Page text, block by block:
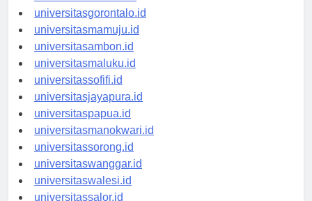
universitaskendari.id
universitasgorontalo.id
universitasmamuju.id
universitasambon.id
universitasmaluku.id
universitassofifi.id
universitasjayapura.id
universitaspapua.id
universitasmanokwari.id
universitassorong.id
universitaswanggar.id
universitaswalesi.id